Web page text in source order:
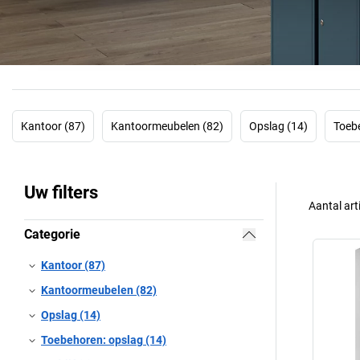
Kantoor (87) Kantoormeubelen (82) Opslag (14)
Uw filters
Categorie
Kantoor (87)
Kantoormeubelen (82)
Opslag (14)
Toebehoren: opslag (14)
Aantal